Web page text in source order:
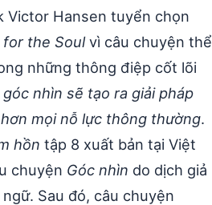
Victor Hansen tuyển chọn
for the Soulvì câu chuyện thể
những thông điệp cốt lõi
nhìn sẽ tạo ra giải pháp
mọi nỗ lực thông thường.
hồn tập 8 xuất bản tại Việt
chuyện Góc nhìn do dịch giả
Sau đó, câu chuyện